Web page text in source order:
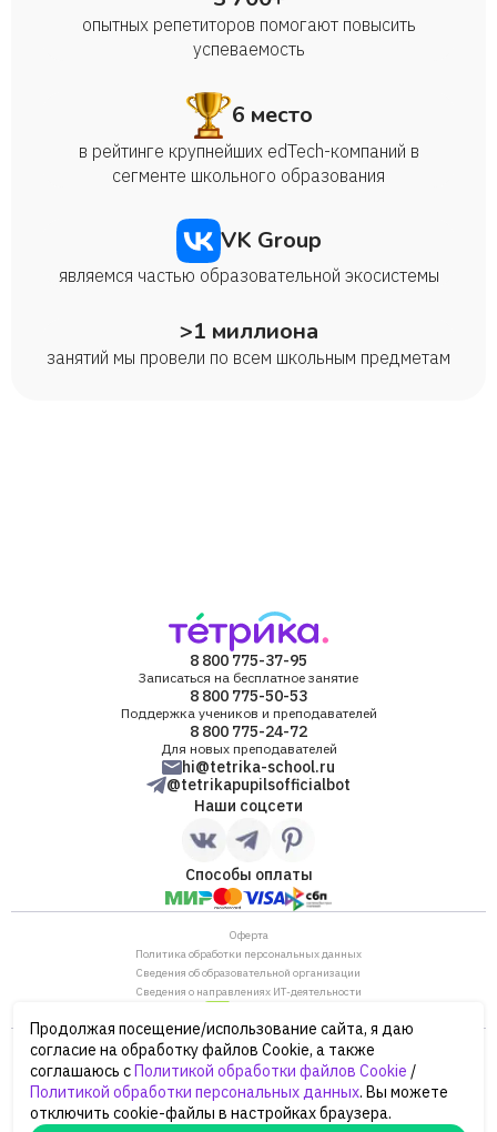
опытных репетиторов помогают повысить
успеваемость
6 место
в рейтинге крупнейших edTech-компаний в
сегменте школьного образования
VK Group
являемся частью образовательной экосистемы
>1 миллиона
занятий мы провели по всем школьным предметам
8 800 775-37-95
Записаться на бесплатное занятие
8 800 775-50-53
Поддержка учеников и преподавателей
8 800 775-24-72
Для новых преподавателей
hi@tetrika-school.ru
@tetrikapupilsofficialbot
Наши соцсети
Способы оплаты
Оферта
Политика обработки персональных данных
Сведения об образовательной организации
Сведения о направлениях ИТ-деятельности
ОГРН: 1187746880530
ИНН/КПП: 7702446568/770901001
105120, г. Москва, ул. Нижняя Сыромятническая,
дом 10, строение 12, этаж 4
Сайт Минпросвещения России
Продолжая посещение/использование сайта, я даю
согласие на обработку файлов Cookie, а также
соглашаюсь сПолитикой обработки файлов Cookie /
Политикой обработки персональных данных. Вы можете
отключить cookie-файлы в настройках браузера.